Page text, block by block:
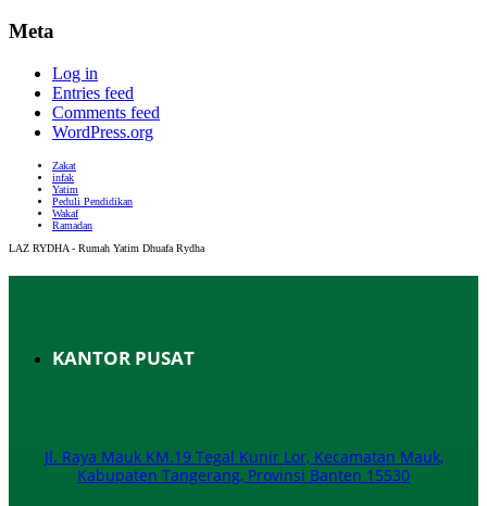
Meta
Log in
Entries feed
Comments feed
WordPress.org
Zakat
infak
Yatim
Peduli Pendidikan
Wakaf
Ramadan
LAZ RYDHA - Rumah Yatim Dhuafa Rydha
KANTOR PUSAT
Jl. Raya Mauk KM.19 Tegal Kunir Lor, Kecamatan Mauk,
Kabupaten Tangerang, Provinsi Banten 15530